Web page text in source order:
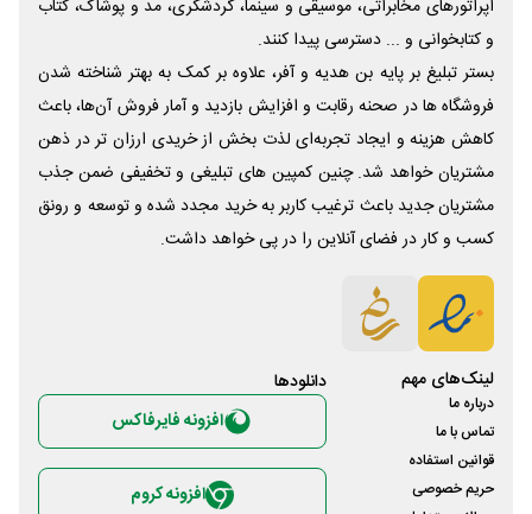
اپراتورهای مخابراتی، موسیقی و سینما، گردشگری، مد و پوشاک، کتاب
و کتابخوانی و ... دسترسی پیدا کنند.
بستر تبلیغ بر پایه بن هدیه و آفر، علاوه بر کمک به بهتر شناخته شدن
فروشگاه ها در صحنه رقابت و افزایش بازدید و آمار فروش آن‌ها، باعث
کاهش هزینه و ایجاد تجربه‌ای لذت بخش از خریدی ارزان تر در ذهن
مشتریان خواهد شد. چنین کمپین های تبلیغی و تخفیفی ضمن جذب
مشتریان جدید باعث ترغیب کاربر به خرید مجدد شده و توسعه و رونق
کسب و کار در فضای آنلاین را در پی خواهد داشت.
لینک‌های مهم
درباره ما
تماس با ما
قوانین استفاده
حریم خصوصی
دانلود‌ها
افزونه فایرفاکس
افزونه کروم